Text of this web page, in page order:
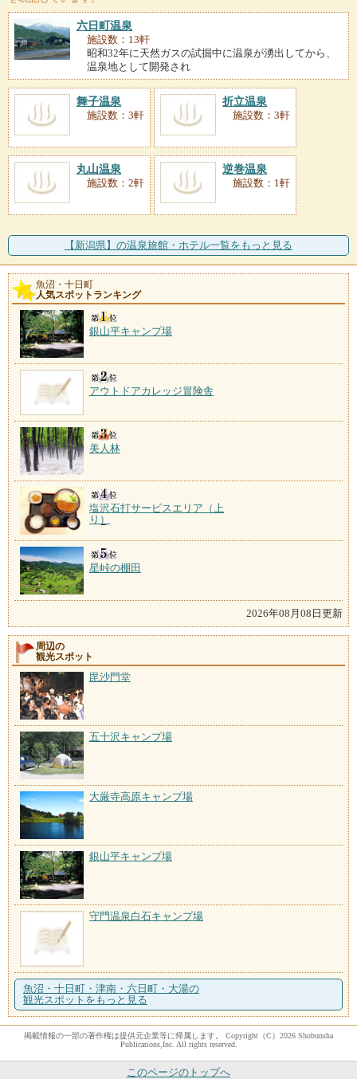
六日町温泉
施設数：13軒
昭和32年に天然ガスの試掘中に温泉が湧出してから、
温泉地として開発され
舞子温泉
施設数：3軒
折立温泉
施設数：3軒
丸山温泉
施設数：2軒
逆巻温泉
施設数：1軒
【新潟県】の温泉旅館・ホテル一覧をもっと見る
魚沼・十日町
人気スポットランキング
銀山平キャンプ場
アウトドアカレッジ冒険舎
美人林
塩沢石打サービスエリア（上
り）
星峠の棚田
2026年08月08日更新
周辺の
観光スポット
毘沙門堂
五十沢キャンプ場
大厳寺高原キャンプ場
銀山平キャンプ場
守門温泉白石キャンプ場
魚沼・十日町・津南・六日町・大湯の
観光スポットをもっと見る
掲載情報の一部の著作権は提供元企業等に帰属します。 Copyright（C）2026 Shobunsha
Publications,Inc. All rights reserved.
このページのトップへ